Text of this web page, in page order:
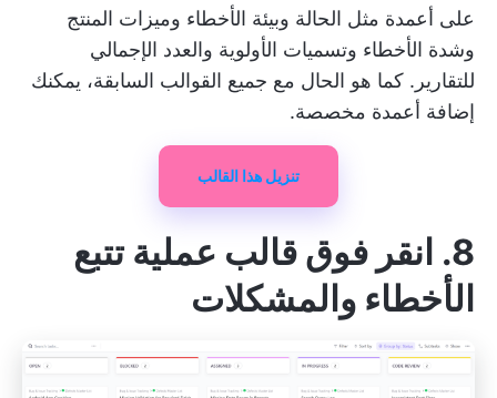
على أعمدة مثل الحالة وبيئة الأخطاء وميزات المنتج
وشدة الأخطاء وتسميات الأولوية والعدد الإجمالي
للتقارير. كما هو الحال مع جميع القوالب السابقة، يمكنك
إضافة أعمدة مخصصة.
تنزيل هذا القالب
8. انقر فوق قالب عملية تتبع
الأخطاء والمشكلات